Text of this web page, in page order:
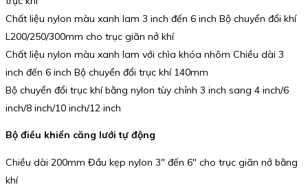
Chất liệu nylon màu xanh lam 3 inch đến 6 inch Bộ chuyển đổi khí
L200/250/300mm cho trục giãn nở khí
Chất liệu nylon màu xanh lam với chìa khóa nhôm Chiều dài 3
inch đến 6 inch Bộ chuyển đổi trục khí 140mm
Bộ chuyển đổi trục khí bằng nylon tùy chỉnh 3 inch sang 4 inch/6
inch/8 inch/10 inch/12 inch
Bộ điều khiển căng lưới tự động
Chiều dài 200mm Đầu kẹp nylon 3″ đến 6″ cho trục giãn nở bằng
khí